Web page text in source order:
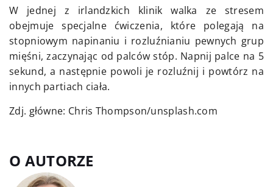
W jednej z irlandzkich klinik walka ze stresem
obejmuje specjalne ćwiczenia, które polegają na
stopniowym napinaniu i rozluźnianiu pewnych grup
mięśni, zaczynając od palców stóp. Napnij palce na 5
sekund, a następnie powoli je rozluźnij i powtórz na
innych partiach ciała.
Zdj. główne: Chris Thompson/unsplash.com
O AUTORZE